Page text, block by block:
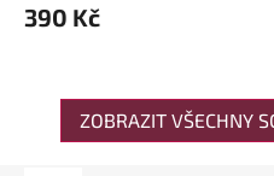
390 Kč
ZOBRAZIT VŠECHNY